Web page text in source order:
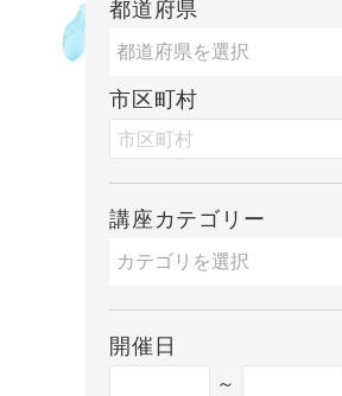
都道府県
市区町村
講座カテゴリー
開催日
～